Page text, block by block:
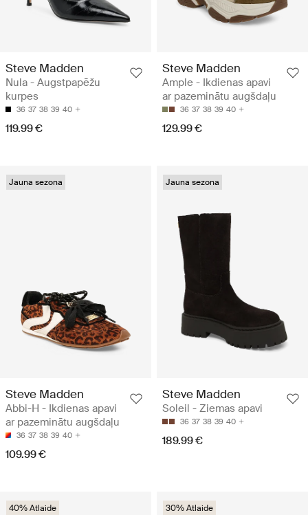
Steve Madden
Nula - Augstpapēžu
kurpes
36 37 38 39 40
119.99 €
Steve Madden
Ample - Ikdienas apavi
ar pazeminātu augšdaļu
36 37 38 39 40
129.99 €
Jauna sezona
Steve Madden
Abbi-H - Ikdienas apavi
ar pazeminātu augšdaļu
36 37 38 39 40
109.99 €
Jauna sezona
Steve Madden
Soleil - Ziemas apavi
36 37 38 39 40
189.99 €
40% Atlaide 30% Atlaide